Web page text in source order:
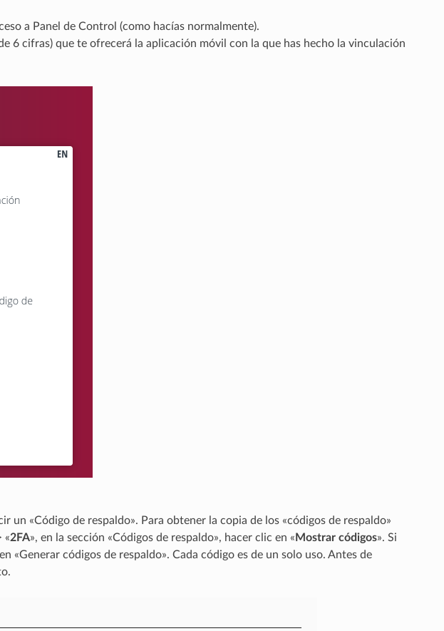
a Panel de Control (como hacías normalmente).
6 cifras) que te ofrecerá la aplicación móvil con la que has hecho la vinculación
un «Código de respaldo». Para obtener la copia de los «códigos de respaldo»
«2FA», en la sección «Códigos de respaldo», hacer clic en « Mostrar códigos». Si
«Generar códigos de respaldo». Cada código es de un solo uso. Antes de